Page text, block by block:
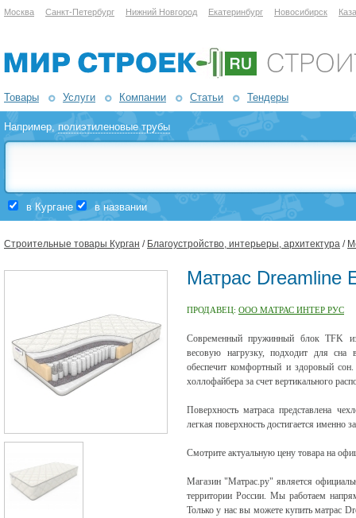
Москва Санкт-Петербург Нижний Новгород Екатеринбург Новосибирск
Товары Услуги Компании Статьи Тендеры
Например,полиэтиленовые трубы
в Кургане в названии
Строительные товары Курган / Благоустройство, интерьеры, архитектура /
Матрас Dreamline
ПРОДАВЕЦ: ООО МАТРАС ИНТЕР РУС
Современный пружинный блок TFK из
весовую нагрузку, подходит для сна
обеспечит комфортный и здоровый
холлофайбера за счет вертикального
Поверхность матраса представлена
легкая поверхность достигается именно
Смотрите актуальную цену товара на
Магазин "Матрас.ру" является
территории России. Мы работаем
Только у нас вы можете купить матрас